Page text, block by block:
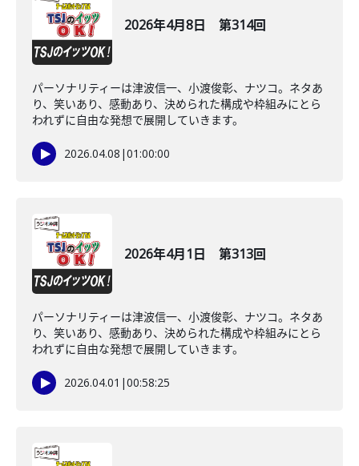
2026年4月8日 第314回
パーソナリティーは津波信一、小渡俊彰、ナツコ。ネタあ
り、笑いあり、感動あり、決められた構成や枠組みにとら
われずに自由な発想で展開していきます。
2026.04.08 |01:00:00
2026年4月1日 第313回
パーソナリティーは津波信一、小渡俊彰、ナツコ。ネタあ
り、笑いあり、感動あり、決められた構成や枠組みにとら
われずに自由な発想で展開していきます。
2026.04.01 |00:58:25